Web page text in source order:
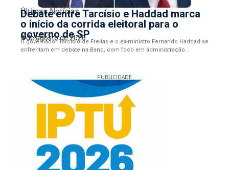
Últimas Notícias
Debate entre Tarcísio e Haddad marca
o início da corrida eleitoral para o
governo de SP
9 de agosto de 2026
O governador Tarcísio de Freitas e o ex-ministro Fernando Haddad se
enfrentam em debate na Band, com foco em administração...
PUBLICIDADE